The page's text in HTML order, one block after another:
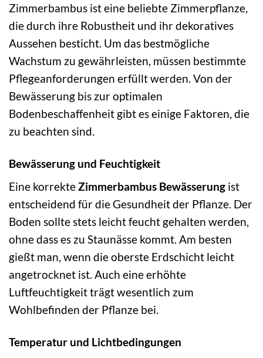
Zimmerbambus ist eine beliebte Zimmerpflanze,
die durch ihre Robustheit und ihr dekoratives
Aussehen besticht. Um das bestmögliche
Wachstum zu gewährleisten, müssen bestimmte
Pflegeanforderungen erfüllt werden. Von der
Bewässerung bis zur optimalen
Bodenbeschaffenheit gibt es einige Faktoren, die
zu beachten sind.
Bewässerung und Feuchtigkeit
Eine korrekteZimmerbambus Bewässerung ist
entscheidend für die Gesundheit der Pflanze. Der
Boden sollte stets leicht feucht gehalten werden,
ohne dass es zu Staunässe kommt. Am besten
gießt man, wenn die oberste Erdschicht leicht
angetrocknet ist. Auch eine erhöhte
Luftfeuchtigkeit trägt wesentlich zum
Wohlbefinden der Pflanze bei.
Temperatur und Lichtbedingungen